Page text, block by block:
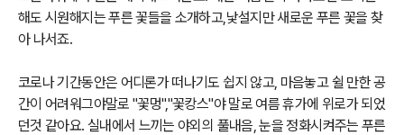
해도 시원해지는푸른 꽃들을 소개하고,낯설지만 새로운 푸른 꽃을 찾
아 나서죠.
코로나 기간동안은 어디론가 떠나기도 쉽지 않고, 마음놓고 쉴 만한 공
간이 어려워그야말로 "꽃멍","꽃캉스"야 말로 여름 휴가에 위로가 되었
던것 같아요. 실내에서 느끼는 야외의 풀내음, 눈을 정화시켜주는 푸른